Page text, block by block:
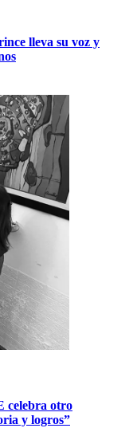
lleva su voz y
celebra otro
y logros”